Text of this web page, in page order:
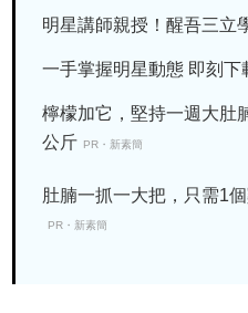
明星講師親授！醒吾三立
一手掌握明星動態 即刻下
檸檬加它，堅持一週大肚
公斤 PR・新素簡
肚腩一抓一大把，只需1
PR・新素簡